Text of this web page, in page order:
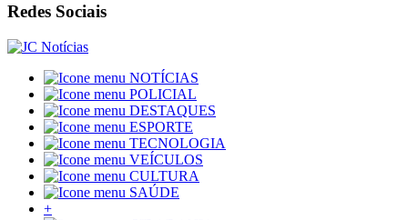
Redes Sociais
NOTÍCIAS
POLICIAL
DESTAQUES
ESPORTE
TECNOLOGIA
VEÍCULOS
CULTURA
SAÚDE
+